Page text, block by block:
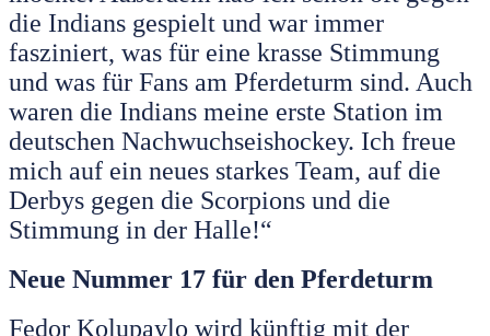
die Indians gespielt und war immer
fasziniert, was für eine krasse Stimmung
und was für Fans am Pferdeturm sind. Auch
waren die Indians meine erste Station im
deutschen Nachwuchseishockey. Ich freue
mich auf ein neues starkes Team, auf die
Derbys gegen die Scorpions und die
Stimmung in der Halle!“
Neue Nummer 17 für den Pferdeturm
Fedor Kolupaylo wird künftig mit der